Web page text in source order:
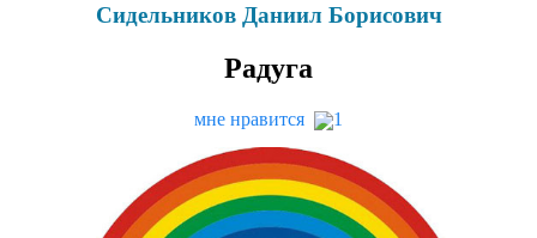
Сидельников Даниил Борисович
Радуга
мне нравится 1